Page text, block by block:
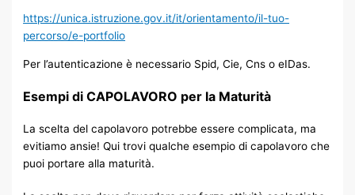
https://unica.istruzione.gov.it/it/orientamento/il-tuo-
percorso/e-portfolio
Per l’autenticazione è necessario Spid, Cie, Cns o eIDas.
Esempi di CAPOLAVORO per la Maturità
La scelta del capolavoro potrebbe essere complicata, ma
evitiamo ansie! Qui trovi qualche esempio di capolavoro che
puoi portare alla maturità.